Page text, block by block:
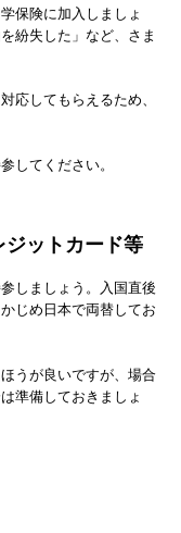
保険に加入しましょ
紛失した」など、さま
応してもらえるため、
してください。
ットカード等
しましょう。入国直後
じめ日本で両替してお
うが良いですが、場合
準備しておきましょ